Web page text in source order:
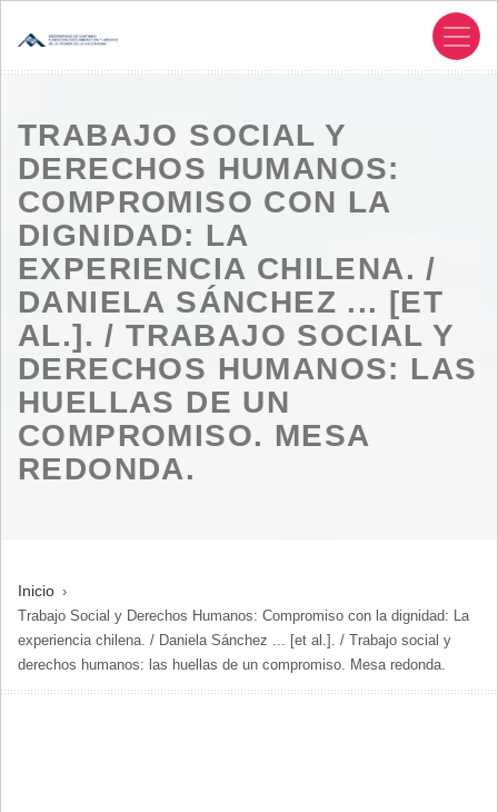
TRABAJO SOCIAL Y
DERECHOS HUMANOS:
COMPROMISO CON LA
DIGNIDAD: LA
EXPERIENCIA CHILENA. /
DANIELA SÁNCHEZ ... [ET
AL.]. / TRABAJO SOCIAL Y
DERECHOS HUMANOS: LAS
HUELLAS DE UN
COMPROMISO. MESA
REDONDA.
SOBRESCRIBIR
ENLACES
DE
Inicio
Trabajo Social y Derechos Humanos: Compromiso con la dignidad: La
experiencia chilena. / Daniela Sánchez ... [et al.]. / Trabajo social y
derechos humanos: las huellas de un compromiso. Mesa redonda.